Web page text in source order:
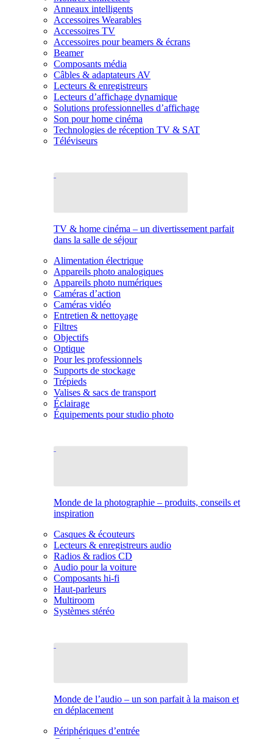
Anneaux intelligents
Accessoires Wearables
Accessoires TV
Accessoires pour beamers & écrans
Beamer
Composants média
Câbles & adaptateurs AV
Lecteurs & enregistreurs
Lecteurs d’affichage dynamique
Solutions professionnelles d’affichage
Son pour home cinéma
Technologies de réception TV & SAT
Téléviseurs
TV & home cinéma – un divertissement parfait
dans la salle de séjour
Alimentation électrique
Appareils photo analogiques
Appareils photo numériques
Caméras d’action
Caméras vidéo
Entretien & nettoyage
Filtres
Objectifs
Optique
Pour les professionnels
Supports de stockage
Trépieds
Valises & sacs de transport
Éclairage
Équipements pour studio photo
Monde de la photographie – produits, conseils et
inspiration
Casques & écouteurs
Lecteurs & enregistreurs audio
Radios & radios CD
Audio pour la voiture
Composants hi-fi
Haut-parleurs
Multiroom
Systèmes stéréo
Monde de l’audio – un son parfait à la maison et
en déplacement
Périphériques d’entrée